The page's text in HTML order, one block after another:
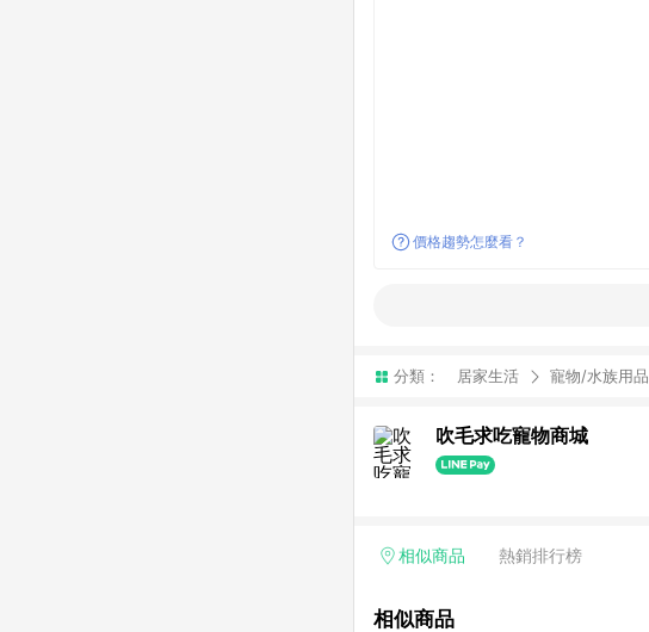
價格趨勢怎麼看？
分類： 居家生活 寵物/水族用品
吹毛求吃寵物商城
相似商品 熱銷排行榜
相似商品